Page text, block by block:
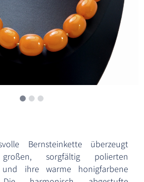
Bernsteinkette überzeugt
sorgfältig polierten
und ihre warme honigfarbene